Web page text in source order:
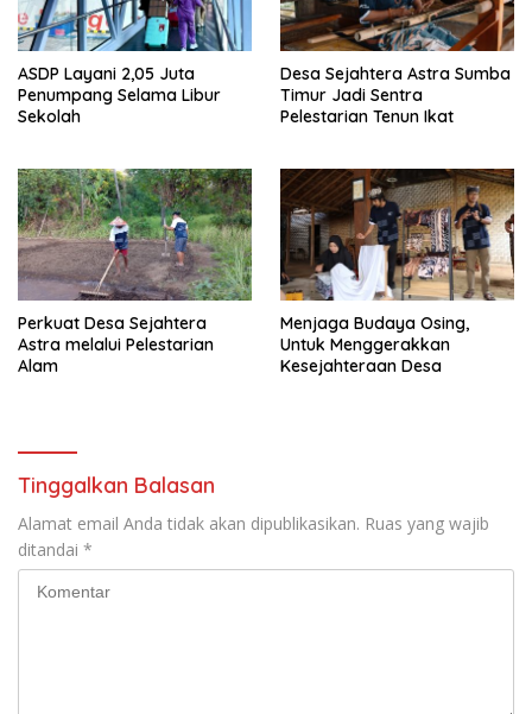
ASDP Layani 2,05 Juta
Penumpang Selama Libur
Sekolah
Desa Sejahtera Astra Sumba
Timur Jadi Sentra
Pelestarian Tenun Ikat
Perkuat Desa Sejahtera
Astra melalui Pelestarian
Alam
Menjaga Budaya Osing,
Untuk Menggerakkan
Kesejahteraan Desa
Tinggalkan Balasan
Alamat email Anda tidak akan dipublikasikan. Ruas yang wajib
ditandai *